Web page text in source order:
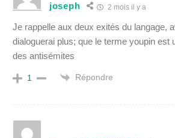
joseph 2 mois il y a
Je rappelle aux deux exités du langage,
dialoguerai plus; que le terme youpin est
des antisémites
1 Répondre